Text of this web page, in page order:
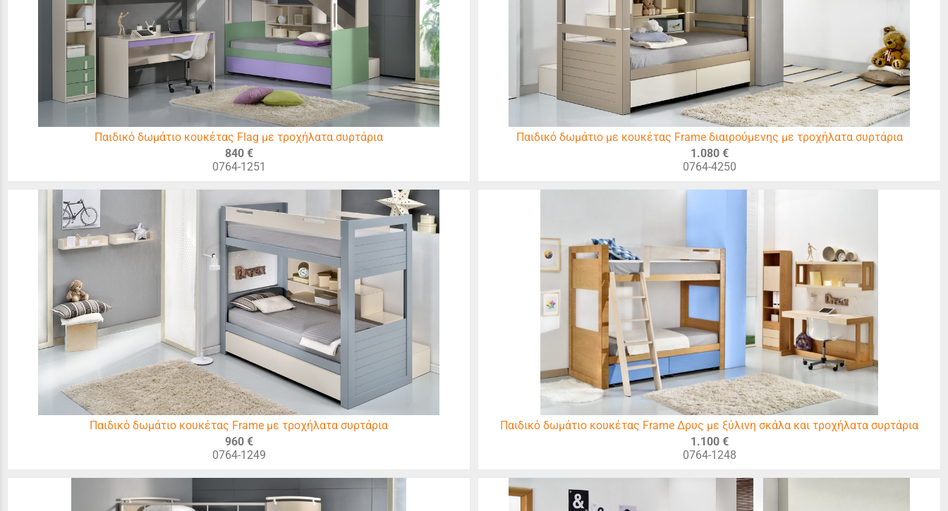
Παιδικό δωμάτιο κουκέτας Flag με τροχήλατα συρτάρια
840 €
0764-1251
Παιδικό δωμάτιο με κουκέτας Frame διαιρούμενης με τροχήλατα συρτάρια
1.080 €
0764-4250
Παιδικό δωμάτιο κουκέτας Frame με τροχήλατα συρτάρια
960 €
0764-1249
Παιδικό δωμάτιο κουκέτας Frame Δρυς με ξύλινη σκάλα και τροχήλατα συρτάρια
1.100 €
0764-1248